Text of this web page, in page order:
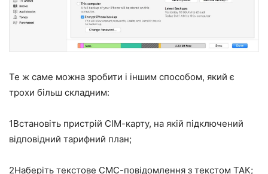
Те ж саме можна зробити і іншим способом, який є
трохи більш складним:
1Встановіть пристрій СІМ-карту, на якій підключений
відповідний тарифний план;
2Наберіть текстове СМС-повідомлення з текстом ТАК;